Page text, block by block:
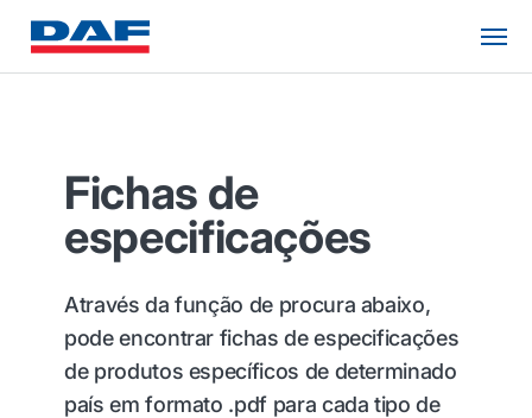
Fichas de
especificações
Através da função de procura abaixo,
pode encontrar fichas de especificações
de produtos específicos de determinado
país em formato .pdf para cada tipo de